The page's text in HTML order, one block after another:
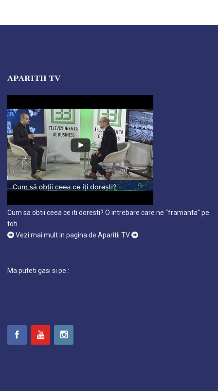
APARITII TV
Cum sa obtii ceea ce iti doresti? O intrebare care ne “framanta” pe
toti…
Vezi mai mult in pagina de Aparitii TV
Ma puteti gasi si pe :